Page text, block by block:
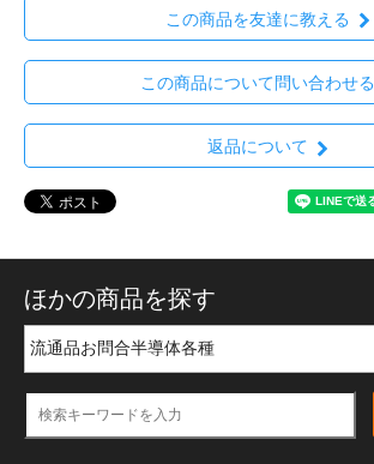
この商品を友達に教える
この商品について問い合わせる
返品について
ほかの商品を探す